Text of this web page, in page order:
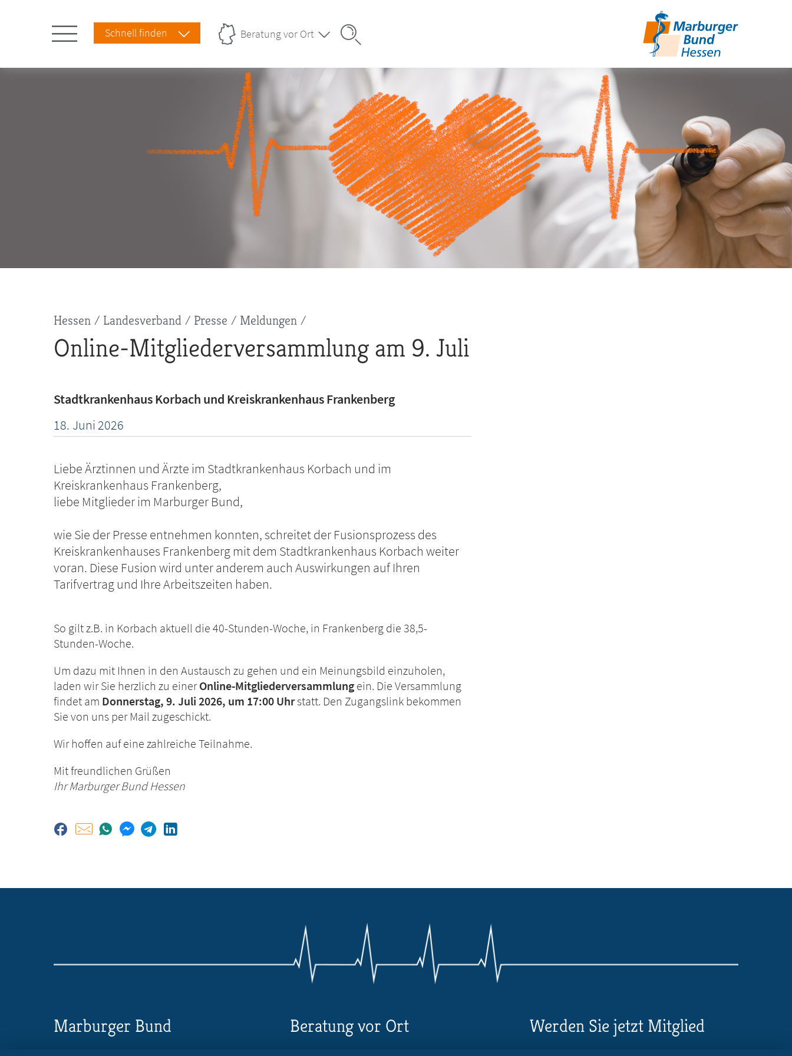
Schnell finden Beratung vor Ort
Pfadnavigation
Hessen Landesverband Presse Meldungen
Online-Mitgliederversammlung am 9. Juli
Stadtkrankenhaus Korbach und Kreiskrankenhaus Frankenberg
18. Juni2026
Liebe Ärztinnen und Ärzte im Stadtkrankenhaus Korbach und im
Kreiskrankenhaus Frankenberg,
liebe Mitglieder im Marburger Bund,
wie Sie der Presse entnehmen konnten, schreitet der Fusionsprozess des
Kreiskrankenhauses Frankenberg mit dem Stadtkrankenhaus Korbach weiter
voran. Diese Fusion wird unter anderem auch Auswirkungen auf Ihren
Tarifvertrag und Ihre Arbeitszeiten haben.
So gilt z.B. in Korbach aktuell die 40-Stunden-Woche, in Frankenberg die 38,5-
Stunden-Woche.
Um dazu mit Ihnen in den Austausch zu gehen und ein Meinungsbild einzuholen,
laden wir Sie herzlich zu einerOnline-Mitgliederversammlung ein. Die Versammlung
findet am Donnerstag, 9. Juli 2026, um 17:00 Uhrstatt. Den Zugangslink bekommen
Sie von uns per Mail zugeschickt.
Wir hoffen auf eine zahlreiche Teilnahme.
Mit freundlichen Grüßen
Ihr Marburger Bund Hessen
Marburger Bund Beratung vor Ort Werden Sie jetzt Mitglied